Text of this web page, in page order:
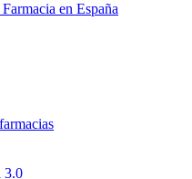
en España
3.0